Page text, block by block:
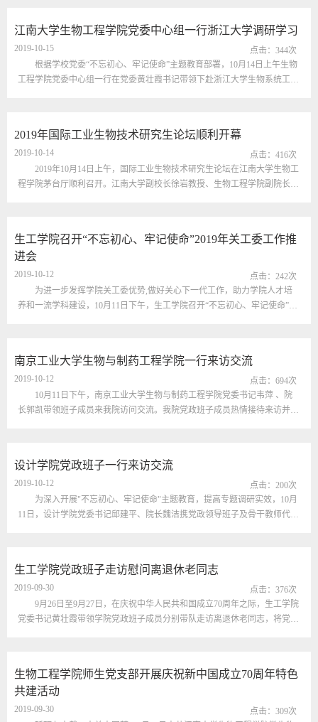
的开场白立马引起了同学们的兴趣，现场气氛立刻活跃起来。别具一格的开
场白之...
江南大学生物工程学院党委中心组一行浙江大学调研学习
2019-10-15 点击： 344次
根据学校党委“不忘初心、牢记使命”主题教育部署，10月14日上午生物
工程学院党委中心组一行在党委黄壮霞书记带领下赴浙江大学生物系统工程
内部管理机制、队伍建设等方面进行了深入交流。黄书记表示，向国内顶尖
的...
2019年国际工业生物技术研究生论坛顺利开幕
2019-10-14 点击： 416次
2019年10月14日上午，国际工业生物技术​研究生论坛在江南大学生物工
程学院茅台厅顺利召开。江南大学副校长徐岩教授、生物工程学院副院长刘
印度、希腊、中国等8个国家20余所高校近百位高校研究生代表参会。会议
由生...
生工学院召开“不忘初心、牢记使命”2019年关工委工作推
进会
2019-10-12 点击： 242次
为进一步发挥学院关工委优势,做好关心下一代工作，助力学院人才培
养和一流学科建设，10月11日下午，生工学院召开“不忘初心、牢记使命”
了深入探讨。活动开始，陈勇对学院2019年关工委工作作了介绍，回顾了党
团共...
南京工业大学生物与制药工程学院一行来访交流
2019-10-12 点击： 694次
10月11日下午，南京工业大学生物与制药工程学院党委书记韦萍 、院
长郭凯带领班子成员来我院访问交流。我院党政班子成员热情接待来访并座
况、教工党建等方面展开了交流。座谈会结束后，大家还饶有兴致地参观了
我院...
设计学院党政班子一行来访交流
2019-10-12 点击： 200次
为深入开展"不忘初心、牢记使命"主题教育，提高专题调研实效，10月
11日，设计学院党委书记邱建平、院长魏洁携党政领导班子及骨干教师代表
窖-国窖1573厅进行了座谈。生工学院党委书记黄壮霞对设计学院一行表示
热烈...
生工学院党政班子走访慰问离退休老同志
2019-09-30 点击： 376次
9月26日至9月27日，在庆祝中华人民共和国成立70周年之际，生工学院
党委书记黄壮霞带领学院党政班子成员分别带队走访离退休老同志，将党和
发展奉献了青春，作出了贡献，并亲切询问老同志们的身体状况和生活情
况，了...
生物工程学院师生党支部开展庆祝新中国成立70周年特色
共建活动
2019-09-30 点击： 309次